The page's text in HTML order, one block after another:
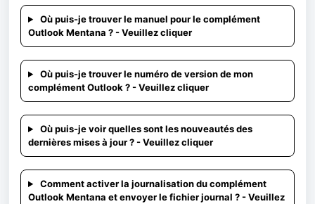
Où puis-je trouver le manuel pour le complément
Outlook Mentana ? - Veuillez cliquer
Où puis-je trouver le numéro de version de mon
complément Outlook ? - Veuillez cliquer
Où puis-je voir quelles sont les nouveautés des
dernières mises à jour ? - Veuillez cliquer
Comment activer la journalisation du complément
Outlook Mentana et envoyer le fichier journal ? - Veuillez